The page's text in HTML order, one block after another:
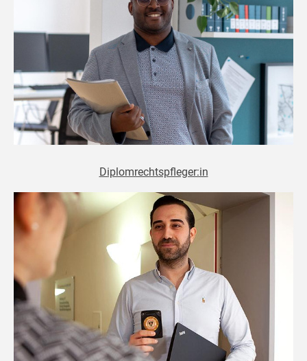
Diplomrechtspfleger:in